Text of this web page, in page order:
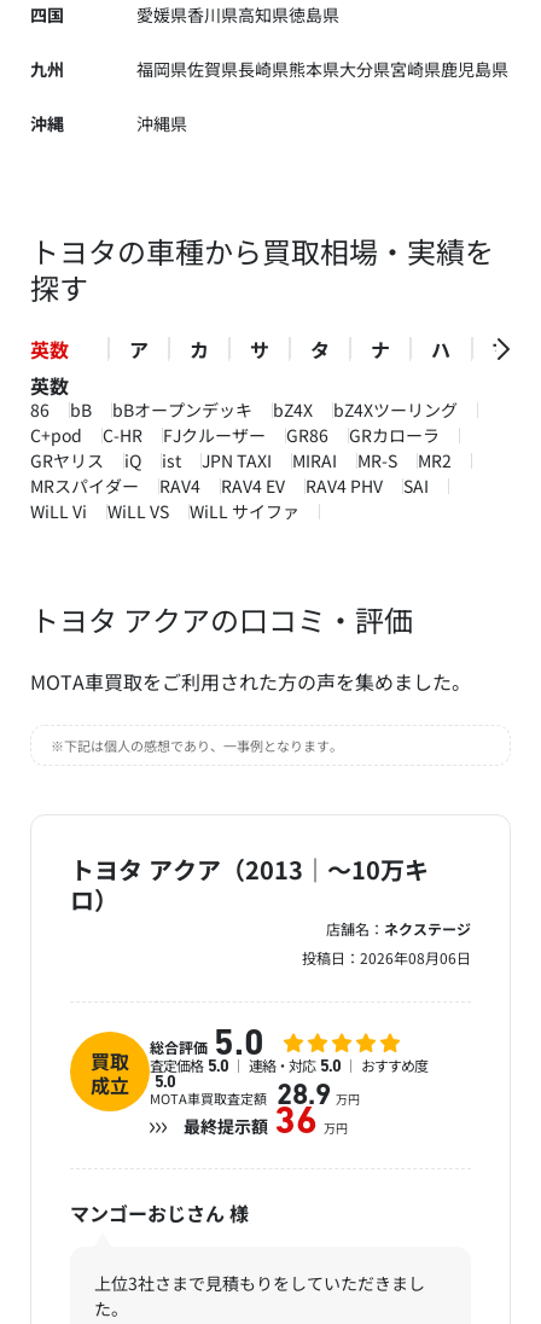
四国 愛媛県香川県高知県徳島県
九州 福岡県佐賀県長崎県熊本県大分県宮崎県鹿児島県
沖縄 沖縄県
トヨタの車種から買取相場・実績を
探す
英数 ア カ サ タ ナ ハ
マ
英数
86 bB bBオープンデッキ bZ4X
bZ4Xツーリング
C+pod
C-HR FJクルーザー GR86
GRカローラ
GRヤリス
iQ ist JPN TAXI MIRAI MR-S
MR2
MRスパイダー
RAV4 RAV4 EV RAV4 PHV
SAI
WiLL Vi
WiLL VS WiLL サイファ
トヨタ アクアの口コミ・評価
MOTA車買取をご利用された方の声を集めました。
※下記は個人の感想であり、一事例となります。
トヨタ アクア（2013｜～10万キ
ロ）
店舗名： ネクステージ
投稿日： 2026年08月06日
買取
成立
総合評価 5.0
査定価格 5.0 連絡・対応 5.0 おすすめ度
5.0
MOTA車買取査定額 28.9 万円
最終提示額 36 万円
マンゴーおじさん様
上位3社さまで見積もりをしていただきまし
た。